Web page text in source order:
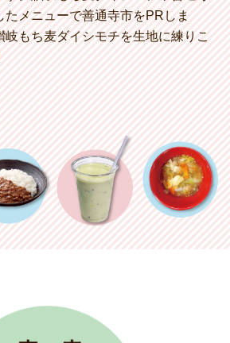
たメニューで善通寺市をPRしま
もち麦ダイシモチを生地に練りこ